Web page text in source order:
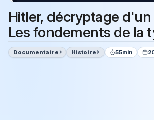
Hitler, décryptage
Les fondements de la
Documentaire Histoire 55min